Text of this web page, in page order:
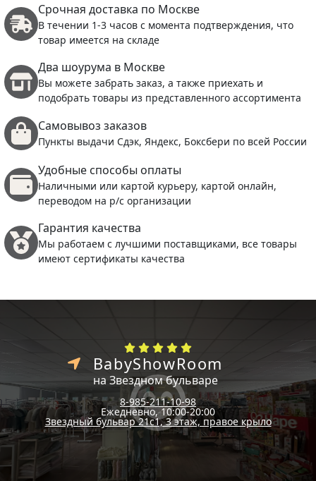
Срочная доставка по Москве
В течении 1-3 часов с момента подтверждения, что
товар имеется на складе
Два шоурума в Москве
Вы можете забрать заказ, а также приехать и
подобрать товары из представленного ассортимента
Самовывоз заказов
Пункты выдачи Сдэк, Яндекс, Боксбери по всей России
Удобные способы оплаты
Наличными или картой курьеру, картой онлайн,
переводом на р/с организации
Гарантия качества
Мы работаем с лучшими поставщиками, все товары
имеют сертификаты качества
BabyShowRoom
на Звездном бульваре
8-985-211-10-98
Ежедневно, 10:00-20:00
Звездный бульвар 21с1, 3 этаж, правое крыло